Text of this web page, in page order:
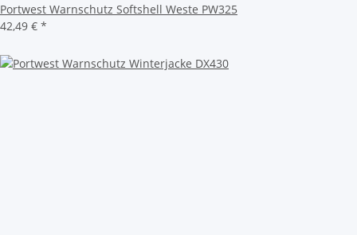
Portwest Warnschutz Softshell Weste PW325
42,49 € *